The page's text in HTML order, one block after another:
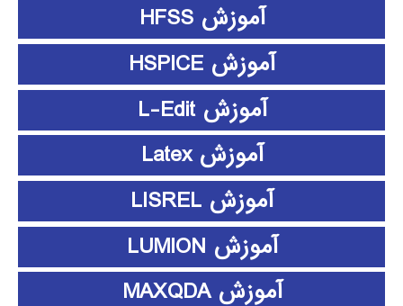
آموزش HFSS
آموزش HSPICE
آموزش L-Edit
آموزش Latex
آموزش LISREL
آموزش LUMION
آموزش MAXQDA